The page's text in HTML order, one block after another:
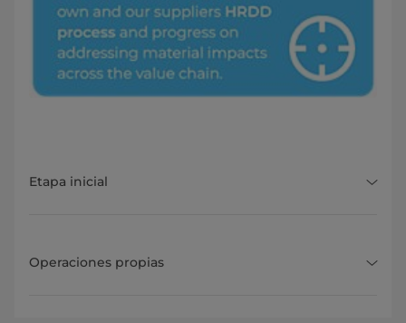
Etapa inicial
Operaciones propias